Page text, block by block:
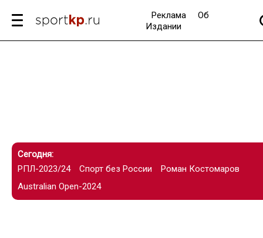
Реклама
Об
Издании
Сегодня:
РПЛ-2023/24
Спорт без России
Роман Костомаров
Australian Open-2024